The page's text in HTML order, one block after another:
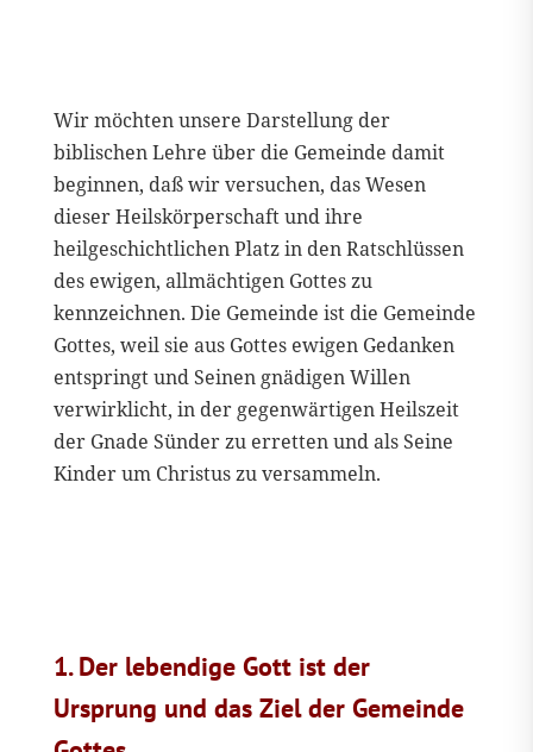
Wir möchten unsere Darstellung der
biblischen Lehre über die Gemeinde damit
beginnen, daß wir versuchen, das Wesen
dieser Heilskörperschaft und ihre
heilgeschichtlichen Platz in den Ratschlüssen
des ewigen, allmächtigen Gottes zu
kennzeichnen. Die Gemeinde ist die Gemeinde
Gottes, weil sie aus Gottes ewigen Gedanken
entspringt und Seinen gnädigen Willen
verwirklicht, in der gegenwärtigen Heilszeit
der Gnade Sünder zu erretten und als Seine
Kinder um Christus zu versammeln.
1. Der lebendige Gott ist der
Ursprung und das Ziel der Gemeinde